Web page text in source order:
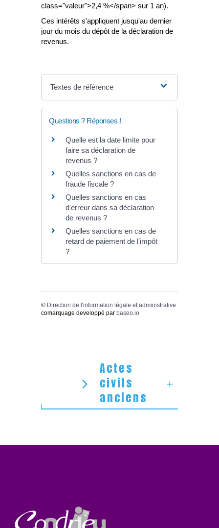
class="valeur">2,4 %</span> sur 1 an).
Ces intérêts s'appliquent jusqu'au dernier
jour du mois du dépôt de la déclaration de
revenus.
Textes de référence
Questions ? Réponses !
Quelle est la date limite pour
faire sa déclaration de
revenus ?
Quelles sanctions en cas de
fraude fiscale ?
Quelles sanctions en cas
d'erreur dans sa déclaration
de revenus ?
Quelles sanctions en cas de
retard de paiement de l'impôt
?
© Direction de l'information légale et administrative
comarquage developpé par baseo.io
Actes
civils
anciens